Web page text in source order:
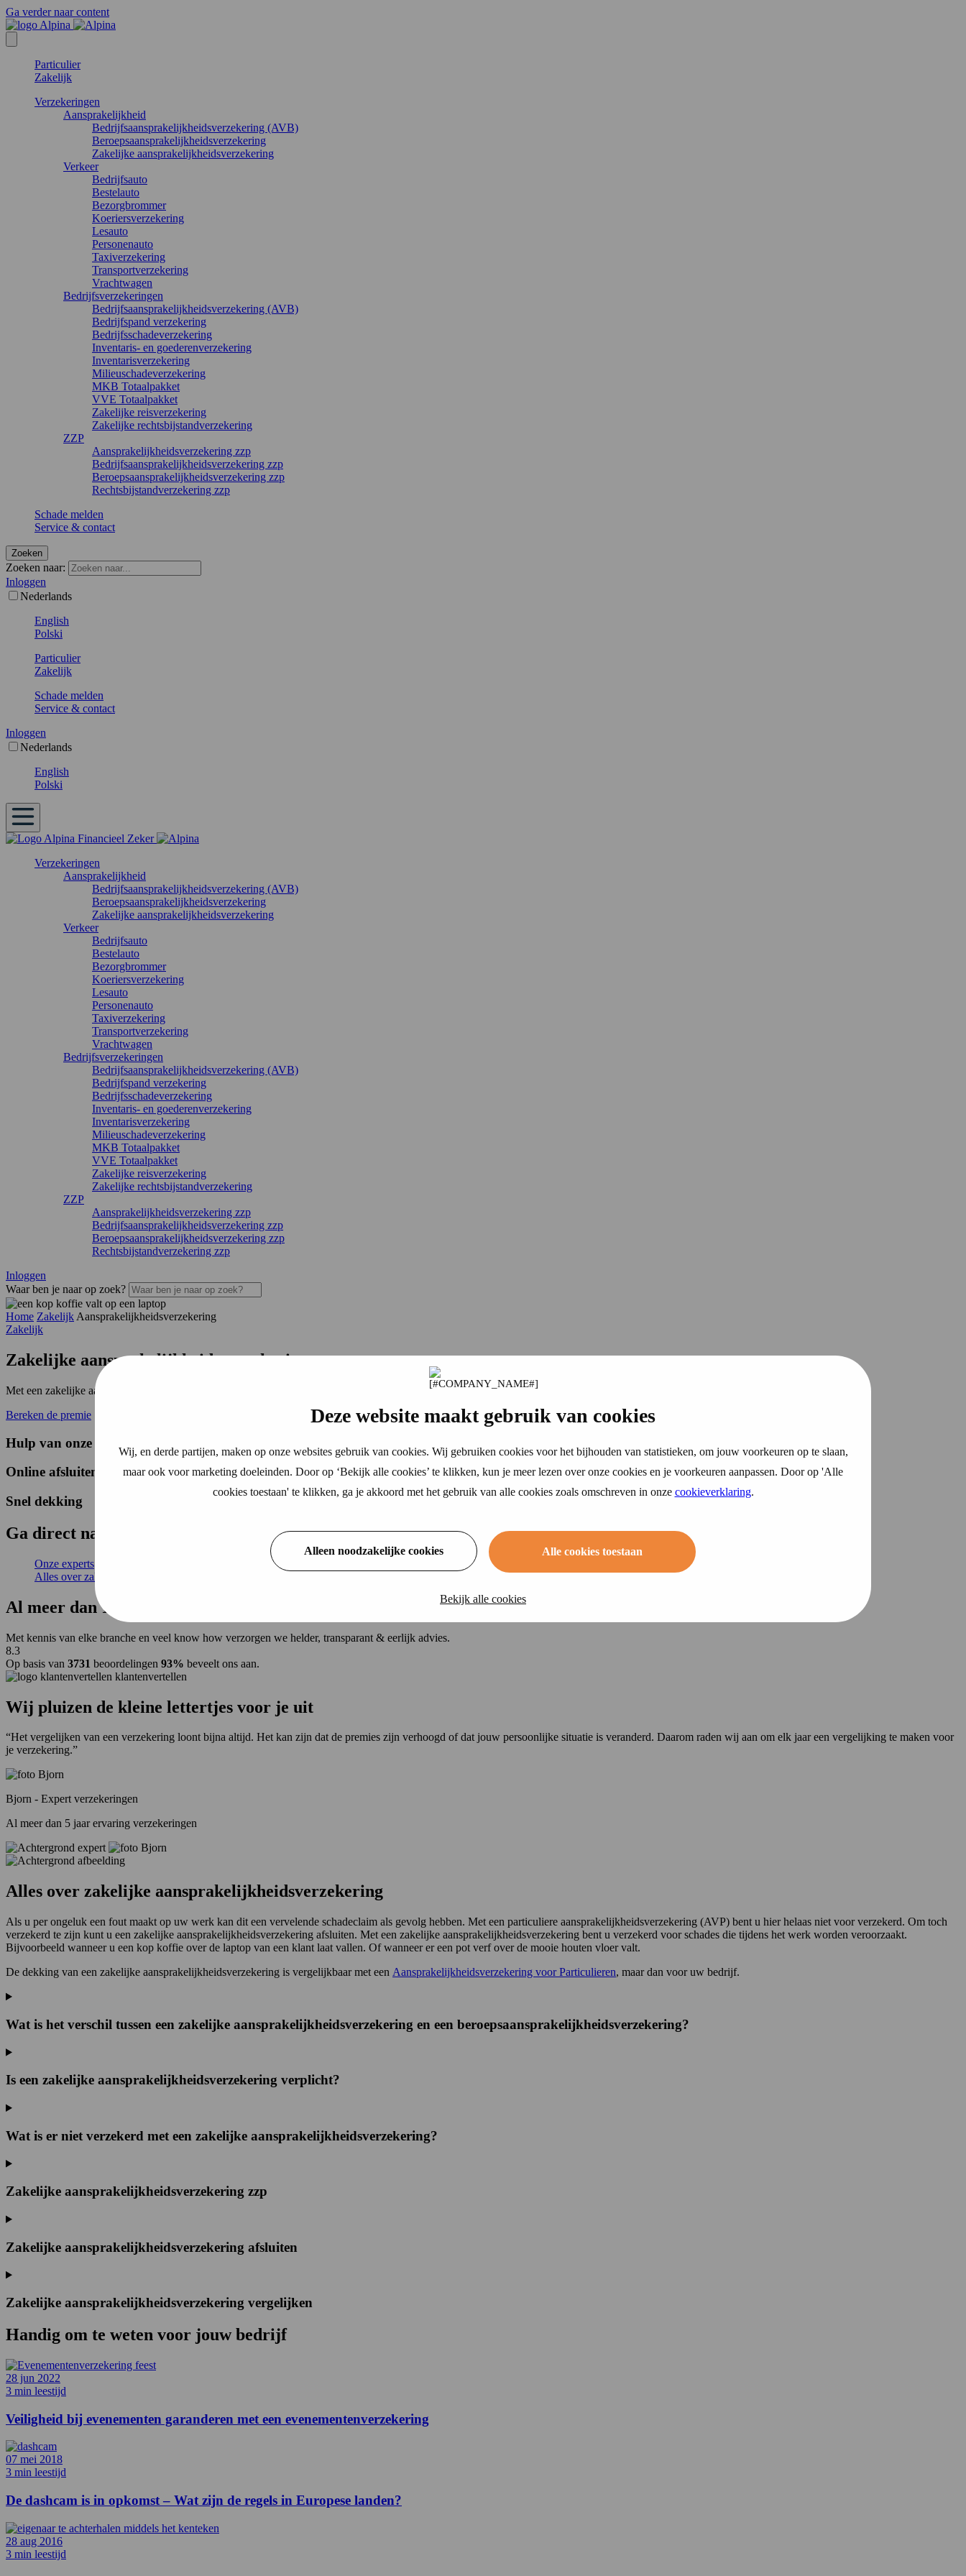
Deze website maakt gebruik van cookies
Wij, en derde partijen, maken op onze websites gebruik van cookies. Wij gebruiken cookies voor het bijhouden van statistieken, om jouw voorkeuren op te slaan,
maar ook voor marketing doeleinden. Door op ‘Bekijk alle cookies’ te klikken, kun je meer lezen over onze cookies en je voorkeuren aanpassen. Door op 'Alle
cookies toestaan' te klikken, ga je akkoord met het gebruik van alle cookies zoals omschreven in onze cookieverklaring.
Alleen noodzakelijke cookies Alle cookies toestaan
Bekijk alle cookies
Ga verder naar content
Particulier
Zakelijk
Verzekeringen
Aansprakelijkheid
Bedrijfsaansprakelijkheidsverzekering (AVB)
Beroepsaansprakelijkheidsverzekering
Zakelijke aansprakelijkheidsverzekering
Verkeer
Bedrijfsauto
Bestelauto
Bezorgbrommer
Koeriersverzekering
Lesauto
Personenauto
Taxiverzekering
Transportverzekering
Vrachtwagen
Bedrijfsverzekeringen
Bedrijfsaansprakelijkheidsverzekering (AVB)
Bedrijfspand verzekering
Bedrijfsschadeverzekering
Inventaris- en goederenverzekering
Inventarisverzekering
Milieuschadeverzekering
MKB Totaalpakket
VVE Totaalpakket
Zakelijke reisverzekering
Zakelijke rechtsbijstandverzekering
ZZP
Aansprakelijkheidsverzekering zzp
Bedrijfsaansprakelijkheidsverzekering zzp
Beroepsaansprakelijkheidsverzekering zzp
Rechtsbijstandverzekering zzp
Schade melden
Service & contact
Zoeken
Zoeken naar:
Inloggen
Nederlands
English
Polski
Particulier
Zakelijk
Schade melden
Service & contact
Inloggen
Nederlands
English
Polski
Verzekeringen
Aansprakelijkheid
Bedrijfsaansprakelijkheidsverzekering (AVB)
Beroepsaansprakelijkheidsverzekering
Zakelijke aansprakelijkheidsverzekering
Verkeer
Bedrijfsauto
Bestelauto
Bezorgbrommer
Koeriersverzekering
Lesauto
Personenauto
Taxiverzekering
Transportverzekering
Vrachtwagen
Bedrijfsverzekeringen
Bedrijfsaansprakelijkheidsverzekering (AVB)
Bedrijfspand verzekering
Bedrijfsschadeverzekering
Inventaris- en goederenverzekering
Inventarisverzekering
Milieuschadeverzekering
MKB Totaalpakket
VVE Totaalpakket
Zakelijke reisverzekering
Zakelijke rechtsbijstandverzekering
ZZP
Aansprakelijkheidsverzekering zzp
Bedrijfsaansprakelijkheidsverzekering zzp
Beroepsaansprakelijkheidsverzekering zzp
Rechtsbijstandverzekering zzp
Inloggen
Waar ben je naar op zoek?
Home Zakelijk Aansprakelijkheidsverzekering
Zakelijk
Zakelijke aansprakelijkheids­verzekering
Met een zakelijke aansprakelijkheidsverzekering bent u die tijdens hetwerk worden veroorzaakt
Bereken de premie
Hulp van onze experts
Online afsluiten
Snel dekking
Ga direct naar
Onze experts
Alles over zakelijke aansprakelijkheidsverzekering
Al meer dan 110 jaar
Met kennis van elke branche en veel know how verzorgen we helder, transparant & eerlijk advies.
8.3
Op basis van 3731 beoordelingen 93% beveelt ons aan.
klantenvertellen
Wij pluizen de kleine lettertjes voor je uit
“Het vergelijken van een verzekering loont bijna altijd. Het kan zijn dat de premies zijn verhoogd of dat jouw persoonlijke situatie is veranderd. Daarom raden wij aan om elk jaar een vergelijking te maken voor
je verzekering.”
Bjorn - Expert verzekeringen
Al meer dan 5 jaar ervaring verzekeringen
Alles over zakelijke aansprakelijkheidsverzekering
Als u per ongeluk een fout maakt op uw werk kan dit een vervelende schadeclaim als gevolg hebben. Met een particuliere aansprakelijkheidsverzekering (AVP) bent u hier helaas niet voor verzekerd. Om toch
verzekerd te zijn kunt u een zakelijke aansprakelijkheidsverzekering afsluiten. Met een zakelijke aansprakelijkheidsverzekering bent u verzekerd voor schades die tijdens het werk worden veroorzaakt.
Bijvoorbeeld wanneer u een kop koffie over de laptop van een klant laat vallen. Of wanneer er een pot verf over de mooie houten vloer valt.
De dekking van een zakelijke aansprakelijkheidsverzekering is vergelijkbaar met een Aansprakelijkheidsverzekering voor Particulieren, maar dan voor uw bedrijf.
Wat is het verschil tussen een zakelijke aansprakelijkheidsverzekering en een beroepsaansprakelijkheidsverzekering?
Is een zakelijke aansprakelijkheidsverzekering verplicht?
Wat is er niet verzekerd met een zakelijke aansprakelijkheidsverzekering?
Zakelijke aansprakelijkheidsverzekering zzp
Zakelijke aansprakelijkheidsverzekering afsluiten
Zakelijke aansprakelijkheidsverzekering vergelijken
Handig om te weten voor jouw bedrijf
28 jun 2022
3 min leestijd
Veiligheid bij evenementen garanderen met een evenementenverzekering
07 mei 2018
3 min leestijd
De dashcam is in opkomst – Wat zijn de regels in Europese landen?
28 aug 2016
3 min leestijd